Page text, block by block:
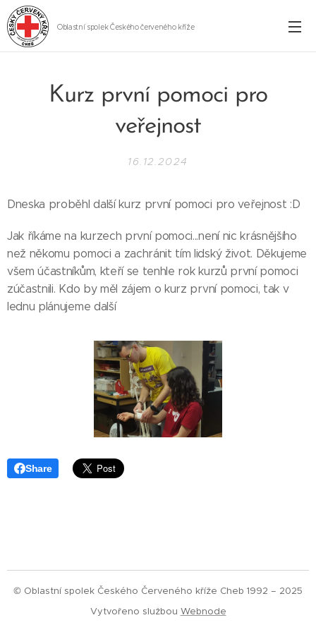
Oblastní spolek Českého červeného kříže
Kurz první pomoci pro
veřejnost
16.12.2024
Dneska proběhl další kurz první pomoci pro veřejnost :D
Jak říkáme na kurzech první pomoci...není nic krásnějšího
než někomu pomoci a zachránit tím lidský život. Děkujeme
všem účastníkům, kteří se tenhle rok kurzů první pomoci
zúčastnili. Kdo by měl zájem o kurz první pomoci, tak v
lednu plánujeme další
Share
© Oblastní spolek Českého Červeného kříže Cheb 1992 – 2025
Vytvořeno službou Webnode